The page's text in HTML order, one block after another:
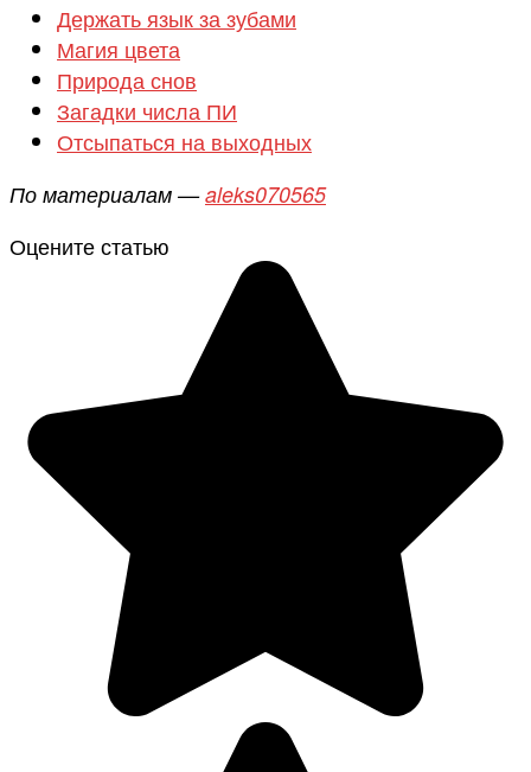
Держать язык за зубами
Магия цвета
Природа снов
Загадки числа ПИ
Отсыпаться на выходных
По материалам —aleks070565
Оцените статью